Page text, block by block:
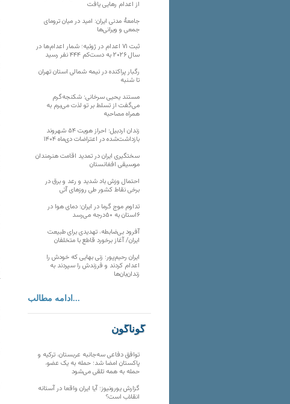
از اعدام رهایی یافت
جامعهٔ مدنی ایران: امید در میان ترومای
جمعی و ویرانی‌ها
ثبت ۷۱ اعدام در ژوئیه؛ شمار اعدام‌ها در
سال ۲۰۲۶ به دست‌کم ۴۴۴ نفر رسید
رگبار پراکنده در نیمه شمالی استان تهران
تا شنبه
مستند یحیی سرخانی؛ شکنجه‌گرم
می‌گفت از تسلط بر تو لذت می‌برم به
همراه مصاحبه
زندان اردبیل؛ احراز هویت ۵۴ شهروند
بازداشت‌شده در اعتراضات دی‌ماه ۱۴۰۴
سختگیری ایران در تمدید اقامت هنرمندان
موسیقی افغانستان
احتمال وزش باد شدید و رعد و برق در
برخی نقاط کشور طی روزهای آتی
تداوم موج گرما در ایران؛ دمای هوا در
۶استان به ۵۰درجه می‌رسد
آفرود بی‌ضابطه، تهدیدی برای طبیعت
ایران/ آغاز برخورد قاطع با متخلفان
ایران رحیم‌پور؛ زنی بهایی که خودش را
اعدام کردند و فرزندش را سپردند به
زندان‌بان‌ها
ادامه مطالب...
گوناگون
توافق دفاعی سه‌جانبه عربستان، ترکیه و
پاکستان امضا شد؛ حمله به یک عضو،
حمله به همه تلقی می‌شود
گزارش یورونیوز؛ آیا ایران واقعا در آستانه
انقلاب است؟